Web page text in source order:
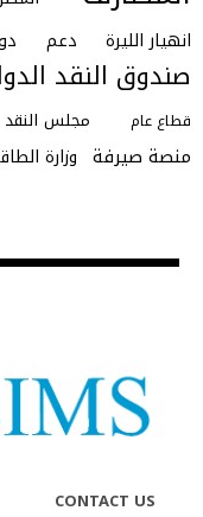
انهيار الليرة دعم
صندوق النقد
قطاع عام مجلس النقد
منصة صيرفة وزارة
CONTACT US